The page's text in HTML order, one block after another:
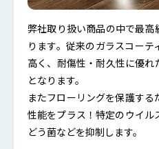
弊社取り扱い商品の中で最
ります。従来のガラスコー
高く、耐傷性・耐久性に優
となります。
またフローリングを保護す
性能をプラス！特定のウイ
どう菌などを抑制します。